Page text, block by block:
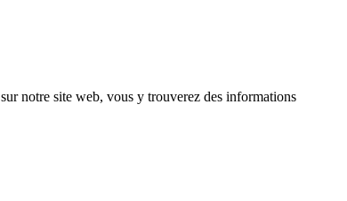
sur notre site web, vous y trouverez des informations